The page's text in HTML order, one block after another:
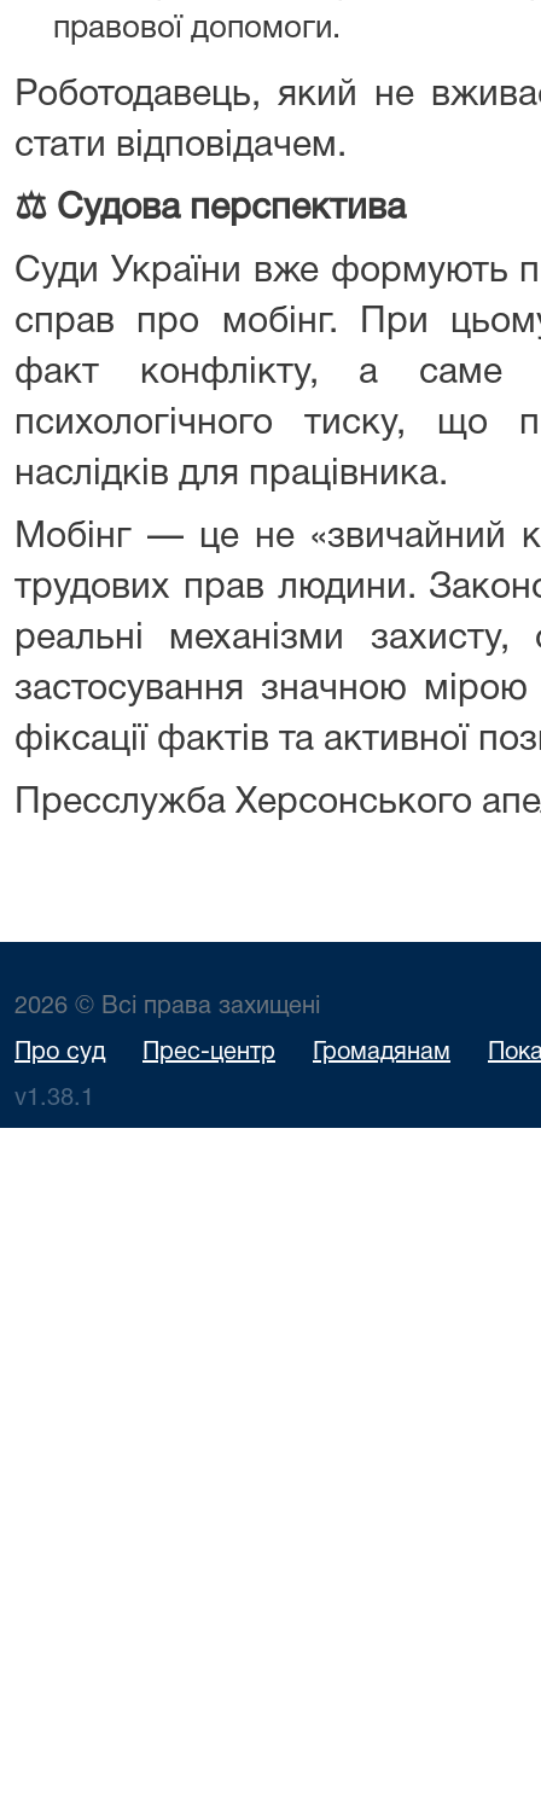
правової допомоги.
Роботодавець, який не
стати відповідачем.
⚖ ️ Судова перспектива
Суди України вже формують
справ про мобінг. При
факт конфлікту, а саме
психологічного тиску, що
наслідків для працівника.
Мобінг — це не «звичайний
трудових прав людини.
реальні механізми захисту,
застосування значною мірою
фіксації фактів та активної
Пресслужба Херсонського
2026 © Всі права захищені
Про суд Прес-центр Громадянам
v1.38.1